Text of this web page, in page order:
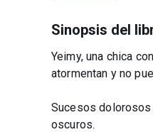
Sinopsis del
Yeimy, una chica
atormentan y no
Sucesos dolorosos
oscuros.